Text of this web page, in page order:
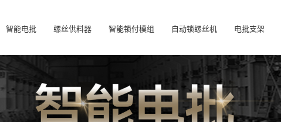
智能电批 螺丝供料器 智能锁付模组 自动锁螺丝机 电批支架